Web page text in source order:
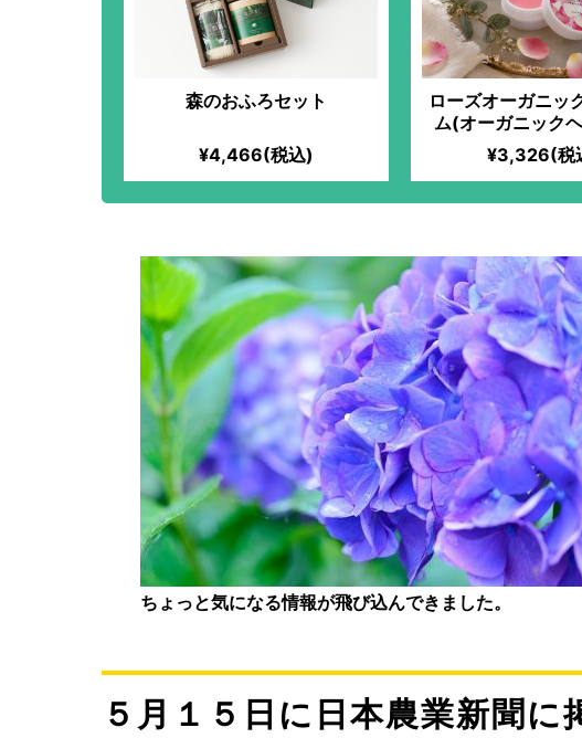
森のおふろセット
¥4,466(税込)
ローズオーガニッ
ム(オーガニック
ス)30g
¥3,326(税
ちょっと気になる情報が飛び込んできました。
５月１５日に日本農業新聞に